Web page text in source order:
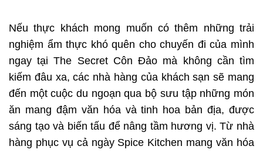
Nếu thực khách mong muốn có thêm những trải
nghiệm ẩm thực khó quên cho chuyến đi của mình
ngay tại The Secret Côn Đảo mà không cần tìm
kiếm đâu xa, các nhà hàng của khách sạn sẽ mang
đến một cuộc du ngoạn qua bộ sưu tập những món
ăn mang đậm văn hóa và tinh hoa bản địa, được
sáng tạo và biến tấu để nâng tầm hương vị. Từ nhà
hàng phục vụ cả ngày Spice Kitchen mang văn hóa